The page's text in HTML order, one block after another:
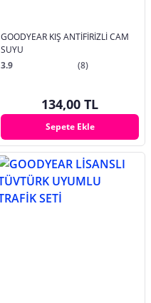
GOODYEAR KIŞ ANTİFİRİZLİ CAM
SUYU
3.9
(8)
134,00 TL
Sepete Ekle